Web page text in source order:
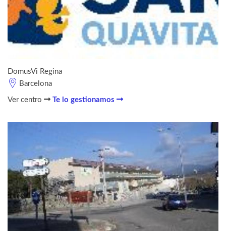
DomusVi Regina
Barcelona
Ver centro Te lo gestionamos